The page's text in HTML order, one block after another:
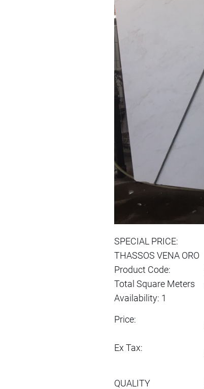
SPECIAL PRICE:
THASSOS VENA ORO
Product Code:
Total Square Meters
Availability: 1
Price:
Ex Tax:
QUALITY